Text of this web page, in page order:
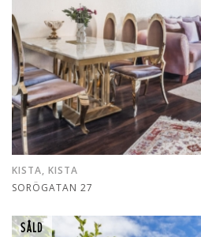
KISTA, KISTA
SORÖGATAN 27
SÅLD